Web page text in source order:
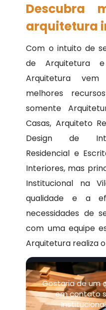
Descubra
arquitetura
Com o intuito de
de Arquitetura
Arquitetura vem
melhores
somente
Casas, Arquiteto
Design de
Residencial e
Interiores, mas
Institucional na
qualidade e a
necessidades de
com uma equipe
Arquitetura realiza
Gostaria de um
em contato